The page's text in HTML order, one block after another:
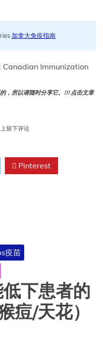
加拿大免疫指南
Immunization
，所以请随时分享它。!!! 点击文章
天
mpox
苗:
南
上留下评论
Pinterest
疫苗
下患者的
痘/天花）